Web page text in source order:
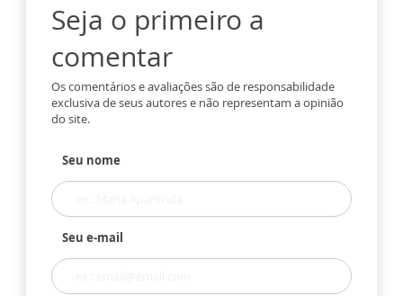
Seja o primeiro a
comentar
Os comentários e avaliações são de responsabilidade
exclusiva de seus autores e não representam a opinião
do site.
Seu nome
Seu e-mail